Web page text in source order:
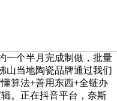
一个半月完成制做，批量
山当地陶瓷品牌通过我们
算法+善用东西+全链办
。正在抖音平台，奈斯